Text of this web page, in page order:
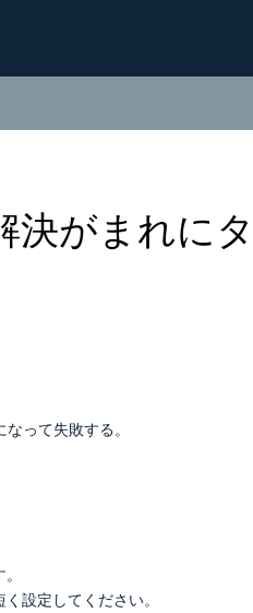
決がまれに
って失敗する。
設定してください。